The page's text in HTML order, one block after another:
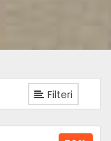
Filteri